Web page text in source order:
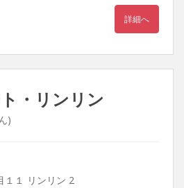
詳細へ
・リンリン
)
１１ リンリン 2